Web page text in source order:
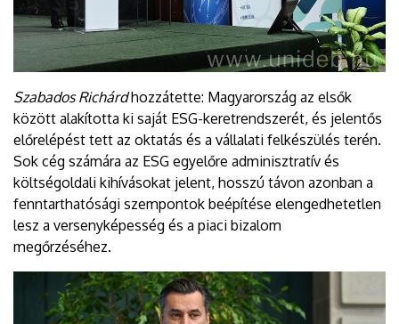
Szabados Richárdhozzátette: Magyarország az elsők
között alakította ki saját ESG-keretrendszerét, és jelentős
előrelépést tett az oktatás és a vállalati felkészülés terén.
Sok cég számára az ESG egyelőre adminisztratív és
költségoldali kihívásokat jelent, hosszú távon azonban a
fenntarthatósági szempontok beépítése elengedhetetlen
lesz a versenyképesség és a piaci bizalom
megőrzéséhez.